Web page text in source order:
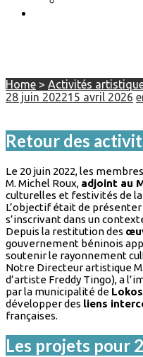
Home > Activités
28 juin 202215 avril 2026
Retour des
Le 20 juin 2022, les
M. Michel Roux, adjoint au
culturelles et festivités de
L’objectif était de présenter
s’inscrivant dans un
Depuis la restitution des
gouvernement béninois
soutenir le rayonnement
Notre Directeur artistique
d’artiste Freddy Tingo), a
par la municipalité de
développer des liens
françaises.
Les projets pour